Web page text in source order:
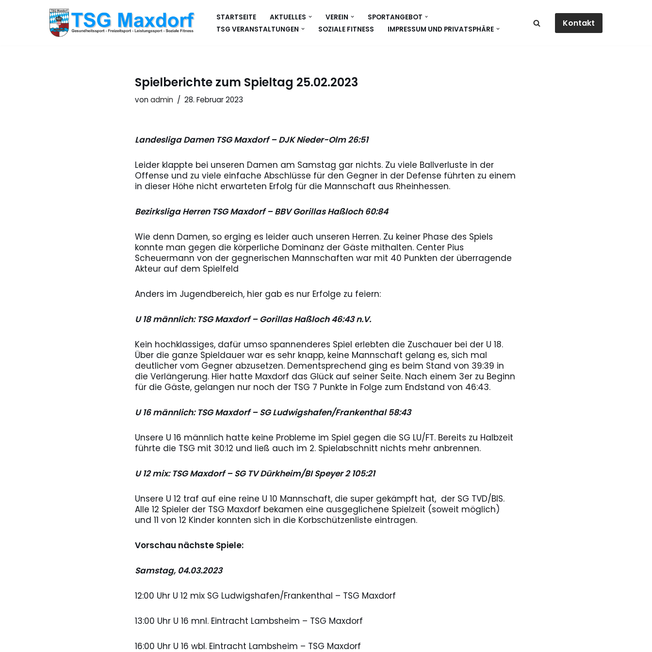
STARTSEITE AKTUELLES VEREIN
SPORTANGEBOT
TSG VERANSTALTUNGEN
SOZIALE FITNESS IMPRESSUM UND PRIVATSPHÄRE
Kontakt
Spielberichte zum Spieltag 25.02.2023
vonadmin 28. Februar 2023
Landesliga Damen TSG Maxdorf – DJK Nieder-Olm 26:51
Leider klappte bei unseren Damen am Samstag gar nichts. Zu viele Ballverluste in der
Offense und zu viele einfache Abschlüsse für den Gegner in der Defense führten zu einem
in dieser Höhe nicht erwarteten Erfolg für die Mannschaft aus Rheinhessen.
Bezirksliga Herren TSG Maxdorf – BBV Gorillas Haßloch 60:84
Wie denn Damen, so erging es leider auch unseren Herren. Zu keiner Phase des Spiels
konnte man gegen die körperliche Dominanz der Gäste mithalten. Center Pius
Scheuermann von der gegnerischen Mannschaften war mit 40 Punkten der überragende
Akteur auf dem Spielfeld
Anders im Jugendbereich, hier gab es nur Erfolge zu feiern:
U 18 männlich: TSG Maxdorf – Gorillas Haßloch 46:43 n.V.
Kein hochklassiges, dafür umso spannenderes Spiel erlebten die Zuschauer bei der U 18.
Über die ganze Spieldauer war es sehr knapp, keine Mannschaft gelang es, sich mal
deutlicher vom Gegner abzusetzen. Dementsprechend ging es beim Stand von 39:39 in
die Verlängerung. Hier hatte Maxdorf das Glück auf seiner Seite. Nach einem 3er zu Beginn
für die Gäste, gelangen nur noch der TSG 7 Punkte in Folge zum Endstand von 46:43.
U 16 männlich: TSG Maxdorf – SG Ludwigshafen/Frankenthal 58:43
Unsere U 16 männlich hatte keine Probleme im Spiel gegen die SG LU/FT. Bereits zu Halbzeit
führte die TSG mit 30:12 und ließ auch im 2. Spielabschnitt nichts mehr anbrennen.
U 12 mix: TSG Maxdorf – SG TV Dürkheim/BI Speyer 2 105:21
Unsere U 12 traf auf eine reine U 10 Mannschaft, die super gekämpft hat, der SG TVD/BIS.
Alle 12 Spieler der TSG Maxdorf bekamen eine ausgeglichene Spielzeit (soweit möglich)
und 11 von 12 Kinder konnten sich in die Korbschützenliste eintragen.
Vorschau nächste Spiele:
Samstag, 04.03.2023
12:00 Uhr U 12 mix SG Ludwigshafen/Frankenthal – TSG Maxdorf
13:00 Uhr U 16 mnl. Eintracht Lambsheim – TSG Maxdorf
16:00 Uhr U 16 wbl. Eintracht Lambsheim – TSG Maxdorf